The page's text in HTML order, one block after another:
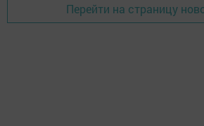
Перейти на страницу